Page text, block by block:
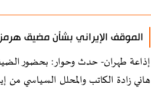
الموقف الإيراني بشأن مضيق هرمز
إذاعة طهران- حدث وحوار: بحضور
هاني زادة الكاتب والمحلل السياسي من